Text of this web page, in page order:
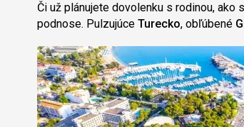
Či už plánujete dovolenku s rodinou,
podnose. Pulzujúce Turecko, obľúbené